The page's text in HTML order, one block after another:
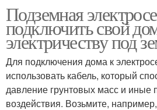
Подземная
подключить свой
электричеству под
Для подключения дома к
использовать кабель, который
давление грунтовых масс и иные
воздействия. Возьмите,